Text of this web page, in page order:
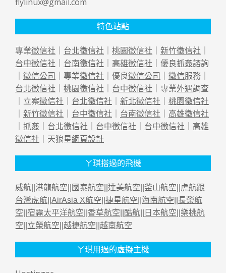
特色站點
專業徵信社 ｜ 台北徵信社 ｜ 桃園徵信社 ｜ 新竹徵信社 ｜
台中徵信社 ｜ 台南徵信社 ｜ 高雄徵信社 ｜優良抓姦諮詢
｜ 徵信公司 ｜專業徵信社 ｜優良徵信公司 ｜ 徵信服務｜
台北徵信社 ｜ 桃園徵信社 ｜ 台中徵信社 ｜專業外遇調查
｜立案徵信社 ｜ 台北徵信社 ｜ 新北徵信社 ｜ 桃園徵信社
｜ 新竹徵信社 ｜ 台中徵信社 ｜ 台南徵信社 ｜ 高雄徵信社
｜ 抓姦 ｜ 台北徵信社 ｜ 台中徵信社 ｜ 台中徵信社 ｜ 高雄
徵信社 ｜天狼星網頁設計
ㄚ琪搭過的飛機
威航|| 港龍航空 國泰航空 達美航空 釜山航空
虎航跟
台灣虎航 AirAsia X航空 捷星航空 海南航空 長榮航
空 宿霧太平洋航空 香草航空 酷航 日本航空 樂桃航
空 立榮航空 越捷航空 越南航空
ㄚ琪用過的虛擬主機